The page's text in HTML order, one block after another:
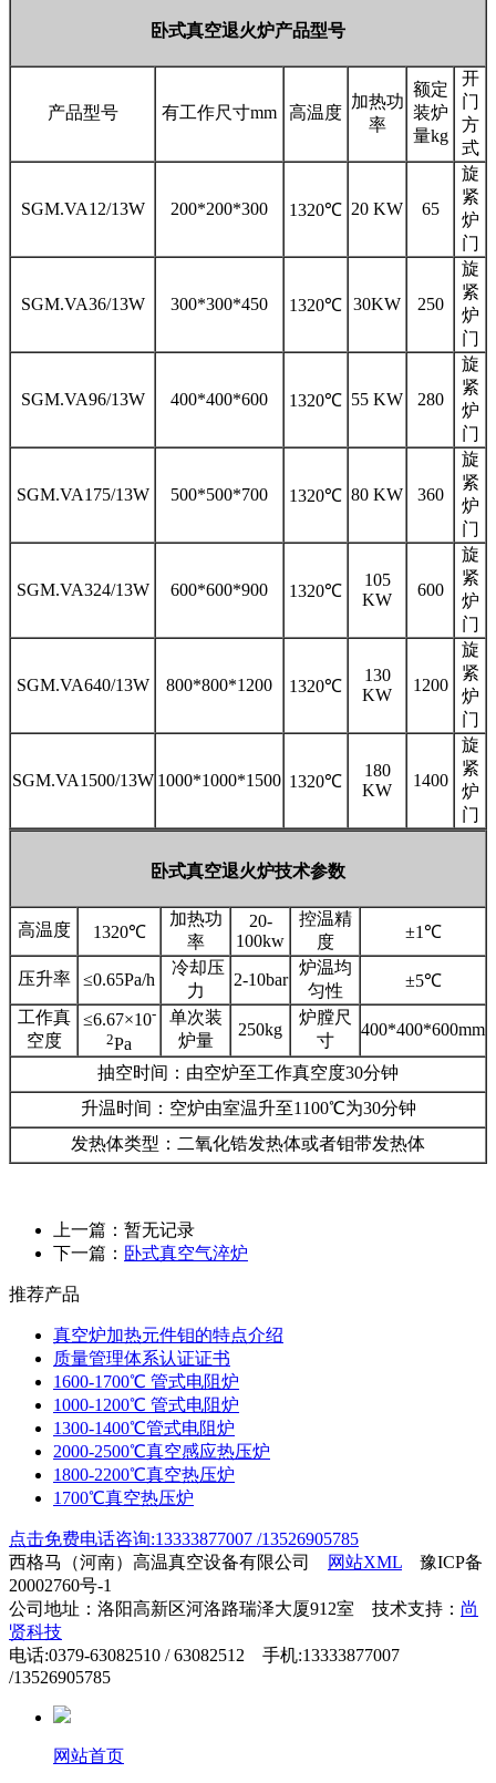
卧式真空退火炉产品型号
产品型号 有工作尺寸mm 高温度
加热功
率
额定
装炉
量kg
开
门
方
式
SGM.VA12/13W 200*200*300 1320℃ 20 KW 65
旋
紧
炉
门
SGM.VA36/13W 300*300*450 1320℃ 30KW 250
旋
紧
炉
门
SGM.VA96/13W 400*400*600 1320℃ 55 KW 280
旋
紧
炉
门
SGM.VA175/13W 500*500*700 1320℃ 80 KW 360
旋
紧
炉
门
SGM.VA324/13W 600*600*900 1320℃
105
KW
600
旋
紧
炉
门
SGM.VA640/13W 800*800*1200 1320℃
130
KW
1200
旋
紧
炉
门
SGM.VA1500/13W 1000*1000*1500 1320℃
180
KW
1400
旋
紧
炉
门
卧式真空退火炉技术参数
高温度 1320℃
加热功
率
20-
100kw
控温精
度
±1℃
压升率 ≤0.65Pa/h
冷却压
力
2-10bar
炉温均
匀性
±5℃
工作真
空度
≤6.67×10-
2Pa
单次装
炉量
250kg
炉膛尺
寸
400*400*600mm
抽空时间：由空炉至工作真空度30分钟
升温时间：空炉由室温升至1100℃为30分钟
发热体类型：二氧化锆发热体或者钼带发热体
上一篇：暂无记录
下一篇： 卧式真空气淬炉
推荐产品
真空炉加热元件钼的特点介绍
质量管理体系认证证书
1600-1700℃ 管式电阻炉
1000-1200℃ 管式电阻炉
1300-1400℃管式电阻炉
2000-2500℃真空感应热压炉
1800-2200℃真空热压炉
1700℃真空热压炉
点击免费电话咨询:13333877007 /13526905785
西格马（河南）高温真空设备有限公司
网站XML 豫ICP备
20002760号-1
公司地址：洛阳高新区河洛路瑞泽大厦912室 技术支持： 尚
贤科技
电话:0379-63082510 / 63082512 手机:13333877007
/13526905785
网站首页